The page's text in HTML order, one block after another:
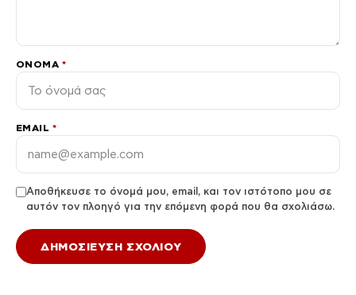
ΌΝΟΜΑ *
EMAIL *
Αποθήκευσε το όνομά μου, email, και τον ιστότοπο μου σε
αυτόν τον πλοηγό για την επόμενη φορά που θα σχολιάσω.